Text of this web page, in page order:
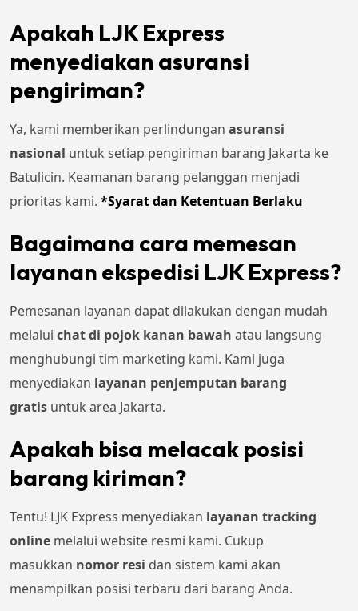
Apakah LJK Express
menyediakan asuransi
pengiriman?
Ya, kami memberikan perlindungan asuransi
nasional untuk setiap pengiriman barang Jakarta ke
Batulicin. Keamanan barang pelanggan menjadi
prioritas kami. *Syarat dan Ketentuan Berlaku
Bagaimana cara memesan
layanan ekspedisi LJK Express?
Pemesanan layanan dapat dilakukan dengan mudah
melalui chat di pojok kanan bawah atau langsung
menghubungi tim marketing kami. Kami juga
menyediakan layanan penjemputan barang
gratis untuk area Jakarta.
Apakah bisa melacak posisi
barang kiriman?
Tentu! LJK Express menyediakan layanan tracking
online melalui website resmi kami. Cukup
masukkan nomor resi dan sistem kami akan
menampilkan posisi terbaru dari barang Anda.